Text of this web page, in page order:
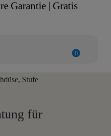
Garantie | Gratis
0
für